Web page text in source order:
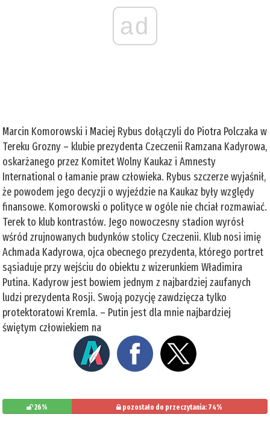
ad
Marcin Komorowski i Maciej Rybus dołączyli do Piotra Polczaka w
Tereku Grozny – klubie prezydenta Czeczenii Ramzana Kadyrowa,
oskarżanego przez Komitet Wolny Kaukaz i Amnesty
International o łamanie praw człowieka. Rybus szczerze wyjaśnił,
że powodem jego decyzji o wyjeździe na Kaukaz były względy
finansowe. Komorowski o polityce w ogóle nie chciał rozmawiać.
Terek to klub kontrastów. Jego nowoczesny stadion wyrósł
wśród zrujnowanych budynków stolicy Czeczenii. Klub nosi imię
Achmada Kadyrowa, ojca obecnego prezydenta, którego portret
sąsiaduje przy wejściu do obiektu z wizerunkiem Władimira
Putina. Kadyrow jest bowiem jednym z najbardziej zaufanych
ludzi prezydenta Rosji. Swoją pozycję zawdzięcza tylko
protektoratowi Kremla. – Putin jest dla mnie najbardziej
świętym człowiekiem na
26% pozostało do przeczytania: 74%